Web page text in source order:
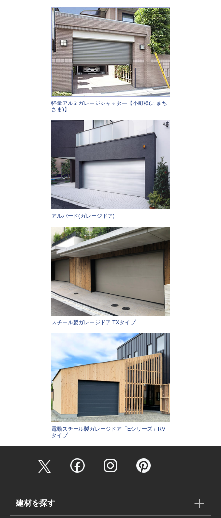
軽量アルミガレージシャッター【小町様(こまち
さま)】
アルバード(ガレージドア)
スチール製ガレージドア TXタイプ
電動スチール製ガレージドア「Eシリーズ」RV
タイプ
建材を探す